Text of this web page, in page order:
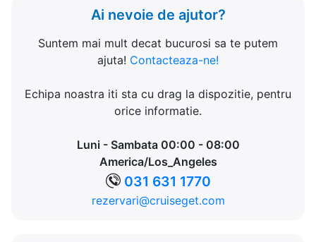
Ai nevoie de ajutor?
Suntem mai mult decat bucurosi sa te putem
ajuta! Contacteaza-ne!
Echipa noastra iti sta cu drag la dispozitie, pentru
orice informatie.
Luni - Sambata 00:00 - 08:00
America/Los_Angeles
031 631 1770
rezervari@cruiseget.com